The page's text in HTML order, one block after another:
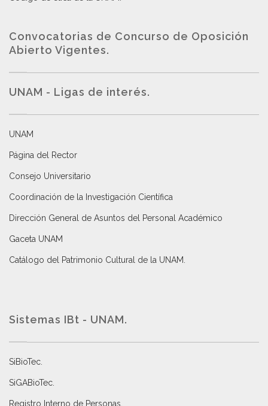
Convocatorias de Concurso de Oposición
Abierto Vigentes.
UNAM - Ligas de interés.
UNAM
Página del Rector
Consejo Universitario
Coordinación de la Investigación Científica
Dirección General de Asuntos del Personal Académico
Gaceta UNAM
Catálogo del Patrimonio Cultural de la UNAM.
Sistemas IBt - UNAM.
SiBioTec
SiGABioTec.
Registro Interno de Personas